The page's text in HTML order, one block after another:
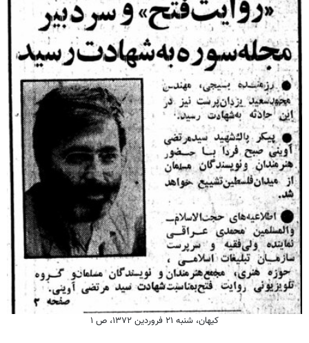
کیهان، شنبه ۲۱ فروردین ۱۳۷۲، ص ۱